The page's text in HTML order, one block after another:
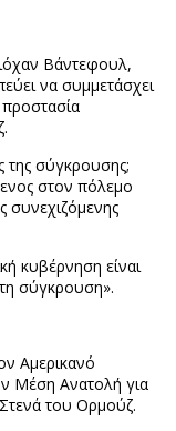
Βάντεφουλ,
να συμμετάσχει
προστασία
της σύγκρουσης;
στον πόλεμο
συνεχιζόμενης
κυβέρνηση είναι
σύγκρουση».
Αμερικανό
Μέση Ανατολή για
του Ορμούζ.